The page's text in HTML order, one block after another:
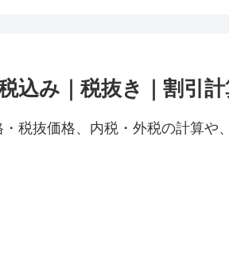
込み｜税抜き｜割引
税抜価格、内税・外税の計算や